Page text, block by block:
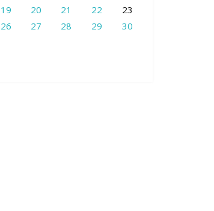
19 20 21 22
23
26 27 28 29
30